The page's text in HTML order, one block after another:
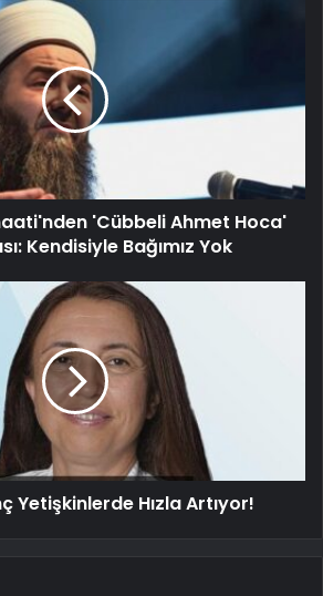
'Cübbeli Ahmet Hoca'
Kendisiyle Bağımız Yok
Yetişkinlerde Hızla Artıyor!